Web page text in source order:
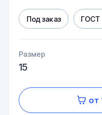
Под заказ ГОСТ
Размер
15
от